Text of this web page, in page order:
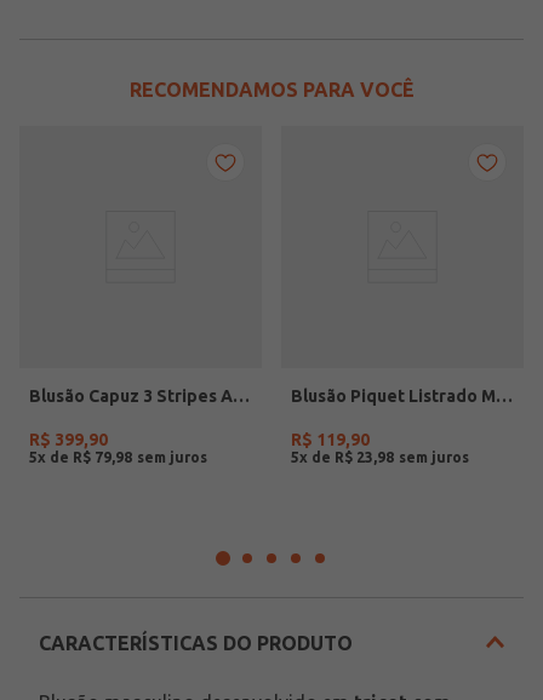
RECOMENDAMOS PARA VOCÊ
Blusão Capuz 3 Stripes Adidas Masculino PRETO
R$ 399,90
5x de R$ 79 98
Blusão Piquet Listrado Masculino MARINHO
R$ 119,90
5x de R$ 23 98
CARACTERÍSTICAS DO PRODUTO